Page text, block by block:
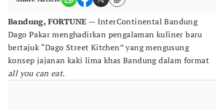
Bandung, FORTUNE — InterContinental Bandung
Dago Pakar menghadirkan pengalaman kuliner baru
bertajuk “Dago Street Kitchen” yang mengusung
konsep jajanan kaki lima khas Bandung dalam format
all you can eat.